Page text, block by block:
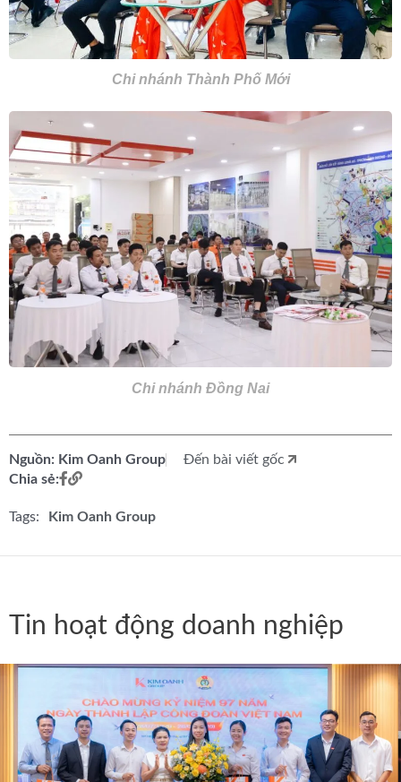
Chi nhánh Thành Phố Mới
Chi nhánh Đồng Nai
Nguồn: Kim Oanh Group
Đến bài viết gốc
Chia sẻ:
Tags: Kim Oanh Group
Tin hoạt động doanh nghiệp